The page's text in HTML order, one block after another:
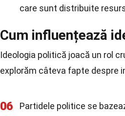
care sunt distribuite
Cum influențează
Ideologia politică joacă un rol
explorăm câteva fapte despre
06
Partidele politice se